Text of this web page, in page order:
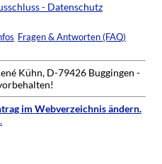
- Datenschutz
Fragen & Antworten (FAQ)
Kühn, D-79426 Buggingen -
im Webverzeichnis ändern.
.